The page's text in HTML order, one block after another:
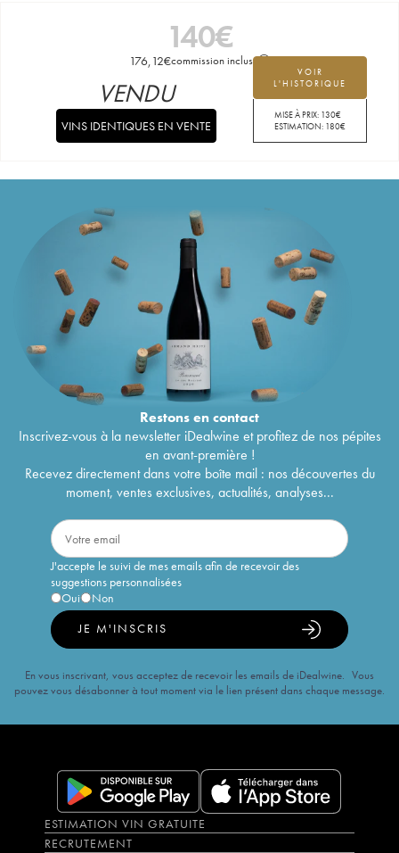
140€
176,12€commission incluse
VOIR
L'HISTORIQUE
MISE À PRIX: 130€
ESTIMATION: 180€
VENDU
VINS IDENTIQUES EN VENTE
Restons encontact
Inscrivez-vous à la newsletter iDealwine et profitez de nos pépites
en avant-première !
Recevez directement dans votre boîte mail : nos découvertes du
moment, ventes exclusives, actualités, analyses...
J'accepte le suivi de mes emails afin de recevoir des
suggestions personnalisées
Oui
Non
JE M'INSCRIS
En vous inscrivant, vous acceptez de recevoir les emails de iDealwine. Vous
pouvez vous désabonner à tout moment via le lien présent dans chaque message.
ESTIMATION VIN GRATUITE
RECRUTEMENT